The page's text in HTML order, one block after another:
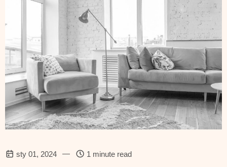
sty 01, 2024 — 1 minute read